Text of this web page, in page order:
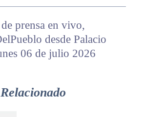
prensa en vivo,
desde Palacio
06 de julio 2026